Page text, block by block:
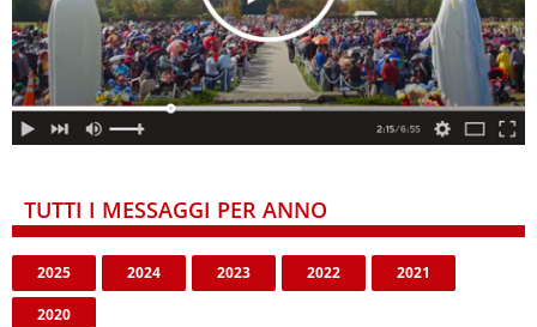
TUTTI I MESSAGGI PER ANNO
2025 2024 2023 2022 2021
2020